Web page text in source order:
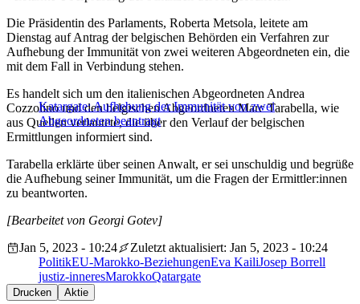
Die Präsidentin des Parlaments, Roberta Metsola, leitete am
Dienstag auf Antrag der belgischen Behörden ein Verfahren zur
Aufhebung der Immunität von zwei weiteren Abgeordneten ein, die
mit dem Fall in Verbindung stehen.
Katargate: Aufhebung der Immunität von zwei
Abgeordneten beantragt
Es handelt sich um den italienischen Abgeordneten Andrea
Cozzolino und den belgischen Abgeordneten Marc Tarabella, wie
aus Quellen verlautete, die über den Verlauf der belgischen
Ermittlungen informiert sind.
Tarabella erklärte über seinen Anwalt, er sei unschuldig und begrüße
die Aufhebung seiner Immunität, um die Fragen der Ermittler:innen
zu beantworten.
[Bearbeitet von Georgi Gotev]
Jan 5, 2023 - 10:24
Zuletzt aktualisiert: Jan 5, 2023 - 10:24
PolitikEU-Marokko-BeziehungenEva KailiJosep Borrell
justiz-inneresMarokkoQatargate
Drucken Aktie